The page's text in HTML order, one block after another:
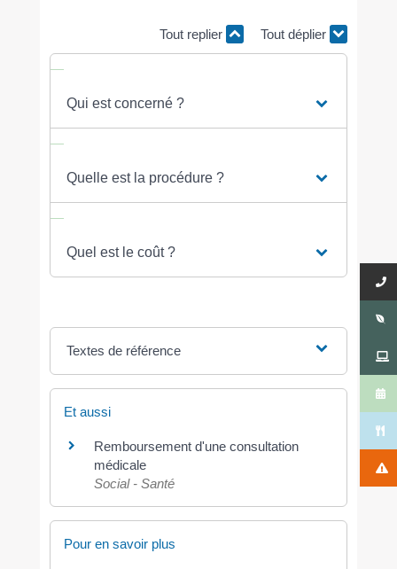
Tout replier Tout déplier
Qui est concerné ?
Quelle est la procédure ?
Quel est le coût ?
Textes de référence
Et aussi
Remboursement d'une consultation
médicale
Social - Santé
Pour en savoir plus